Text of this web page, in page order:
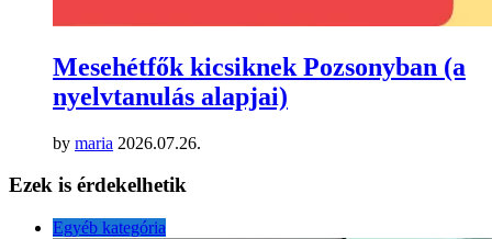
Mesehétfők kicsiknek Pozsonyban (a
nyelvtanulás alapjai)
by maria 2026.07.26.
Ezek is érdekelhetik
Egyéb kategória